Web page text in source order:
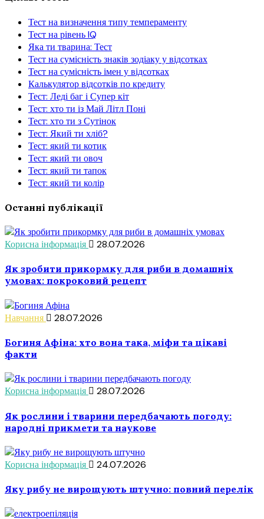
Тест на визначення типу темпераменту
Тест на рівень IQ
Яка ти тварина: Тест
Тест на сумісність знаків зодіаку у відсотках
Тест на сумісність імен у відсотках
Калькулятор відсотків по кредиту
Тест: Леді баг і Супер кіт
Тест: хто ти із Май Літл Поні
Тест: хто ти з Сутінок
Тест: Який ти хліб?
Тест: який ти котик
Тест: який ти овоч
Тест: який ти тапок
Тест: який ти колір
Останні публікації
Корисна інформація 28.07.2026
Як зробити прикормку для риби в домашніх
умовах: покроковий рецепт
Навчання 28.07.2026
Богиня Афіна: хто вона така, міфи та цікаві
факти
Корисна інформація 28.07.2026
Як рослини і тварини передбачають погоду:
народні прикмети та наукове
Корисна інформація 24.07.2026
Яку рибу не вирощують штучно: повний перелік